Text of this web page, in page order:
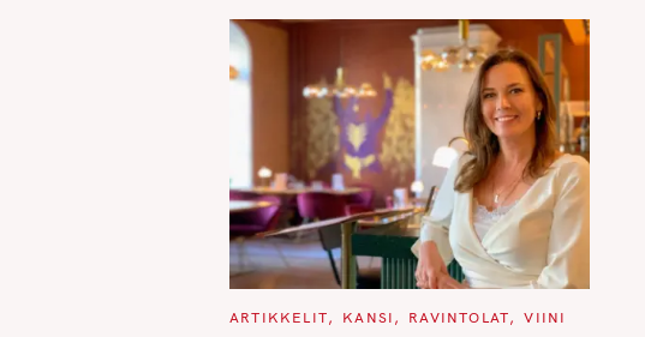
C
ARTIKKELIT KANSI RAVINTOLAT VIINI